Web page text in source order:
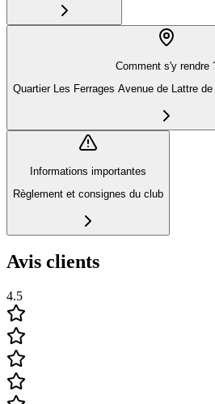
Comment s'y rendre
Quartier Les Ferrages Avenue de Lattre
Informations importantes
Règlement et consignes du club
Avis clients
4.5